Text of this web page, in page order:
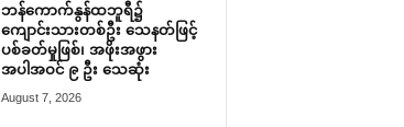
ဘန်ကောက်နွန်ထဘူရီ၌
ကျောင်းသားတစ်ဦး သေနတ်ဖြင့်
ပစ်ခတ်မှုဖြစ်၊ အဖိုးအဖွား
အပါအဝင် ၉ ဦး သေဆုံး
August 7, 2026